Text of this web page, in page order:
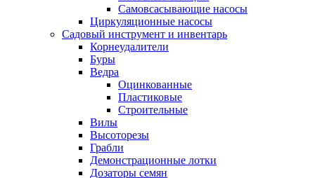
Самовсасывающие насосы
Циркуляционные насосы
Садовый инструмент и инвентарь
Корнеудалители
Буры
Ведра
Оцинкованные
Пластиковые
Строительные
Вилы
Высоторезы
Грабли
Демонстрационные лотки
Дозаторы семян